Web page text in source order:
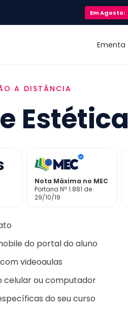
EmAgosto:
Ementa
A DISTÂNCIA
Estética
Nota Máxima no MEC
Portaria Nª 1.881 de
29/10/19
do portal do aluno
videoaulas
celular ou computador
do seu curso